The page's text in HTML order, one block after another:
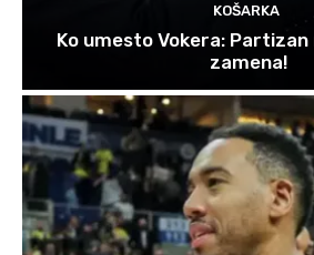
KOŠARKA
Ko umesto Vokera: Partizan
zamena!